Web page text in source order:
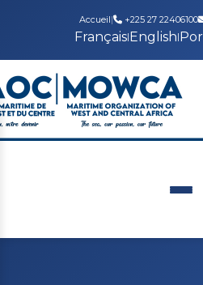
Accueil| +225 27 22406100
Français|English|